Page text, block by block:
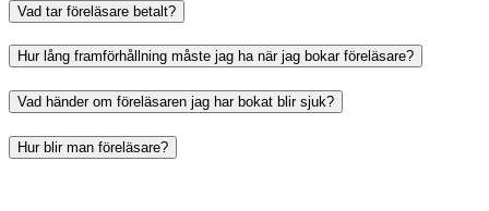
Vad tar föreläsare betalt?
Hur lång framförhållning måste jag ha när jag bokar föreläsare?
Vad händer om föreläsaren jag har bokat blir sjuk?
Hur blir man föreläsare?